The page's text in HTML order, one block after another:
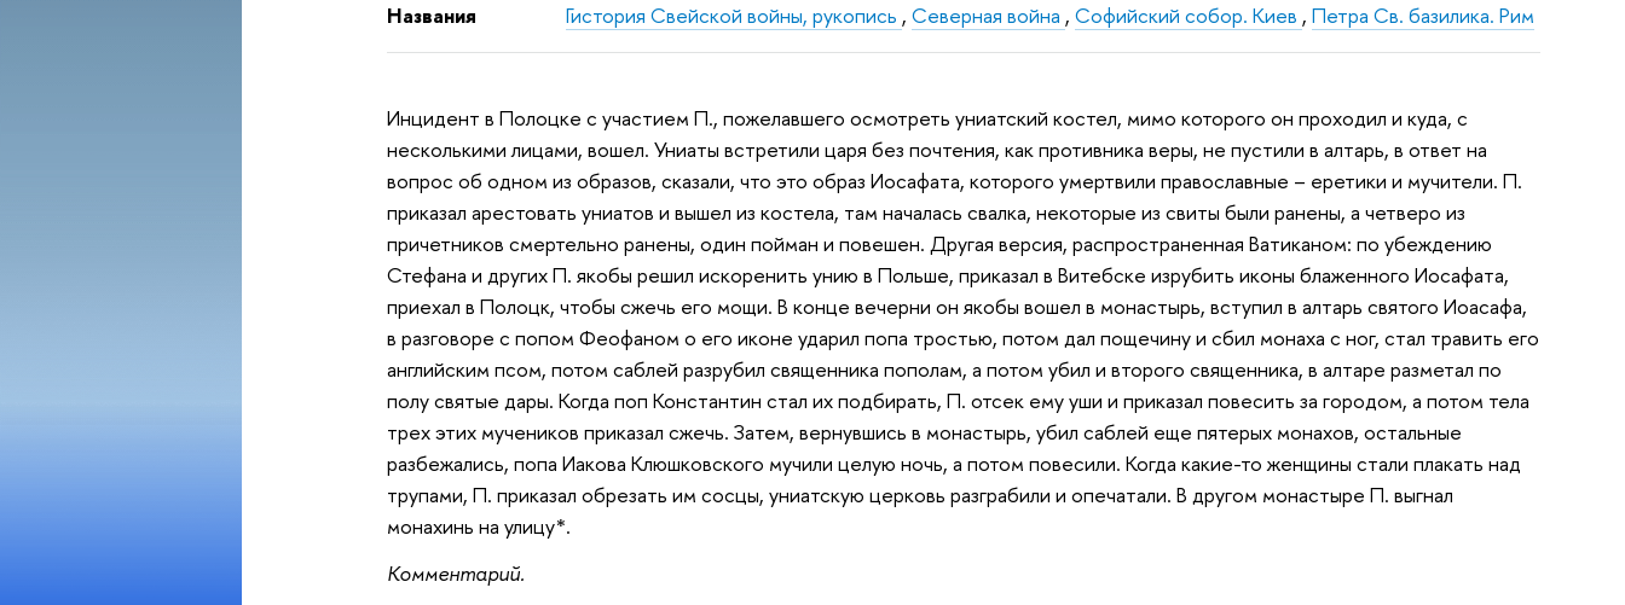
Названия
Гистория Свейской войны, рукопись ,Северная война ,Софийский собор. Киев ,Петра Св. базилика. Рим
Инцидент в Полоцке с участием П., пожелавшего осмотреть униатский костел, мимо которого он проходил и куда, с
несколькими лицами, вошел. Униаты встретили царя без почтения, как противника веры, не пустили в алтарь, в ответ на
вопрос об одном из образов, сказали, что это образ Иосафата, которого умертвили православные – еретики и мучители. П.
приказал арестовать униатов и вышел из костела, там началась свалка, некоторые из свиты были ранены, а четверо из
причетников смертельно ранены, один пойман и повешен. Другая версия, распространенная Ватиканом: по убеждению
Стефана и других П. якобы решил искоренить унию в Польше, приказал в Витебске изрубить иконы блаженного Иосафата,
приехал в Полоцк, чтобы сжечь его мощи. В конце вечерни он якобы вошел в монастырь, вступил в алтарь святого Иоасафа,
в разговоре с попом Феофаном о его иконе ударил попа тростью, потом дал пощечину и сбил монаха с ног, стал травить его
английским псом, потом саблей разрубил священника пополам, а потом убил и второго священника, в алтаре разметал по
полу святые дары. Когда поп Константин стал их подбирать, П. отсек ему уши и приказал повесить за городом, а потом тела
трех этих мучеников приказал сжечь. Затем, вернувшись в монастырь, убил саблей еще пятерых монахов, остальные
разбежались, попа Иакова Клюшковского мучили целую ночь, а потом повесили. Когда какие-то женщины стали плакать над
трупами, П. приказал обрезать им сосцы, униатскую церковь разграбили и опечатали. В другом монастыре П. выгнал
монахинь на улицу*.
Комментарий.